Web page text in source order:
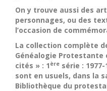
On y trouve aussi des
personnages, ou des
l’occasion de
La collection complète
Généalogie Protestante
cités » : 1 ère série : 1977-
sont en usuels, dans la
Bibliothèque du